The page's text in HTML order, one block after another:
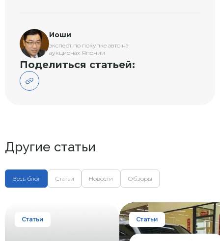
Иоши
эксперт по покупке авто на
аукционах Японии
Поделиться статьей:
Другие статьи
Весь блог Статьи Новости Обзоры
Статьи Статьи